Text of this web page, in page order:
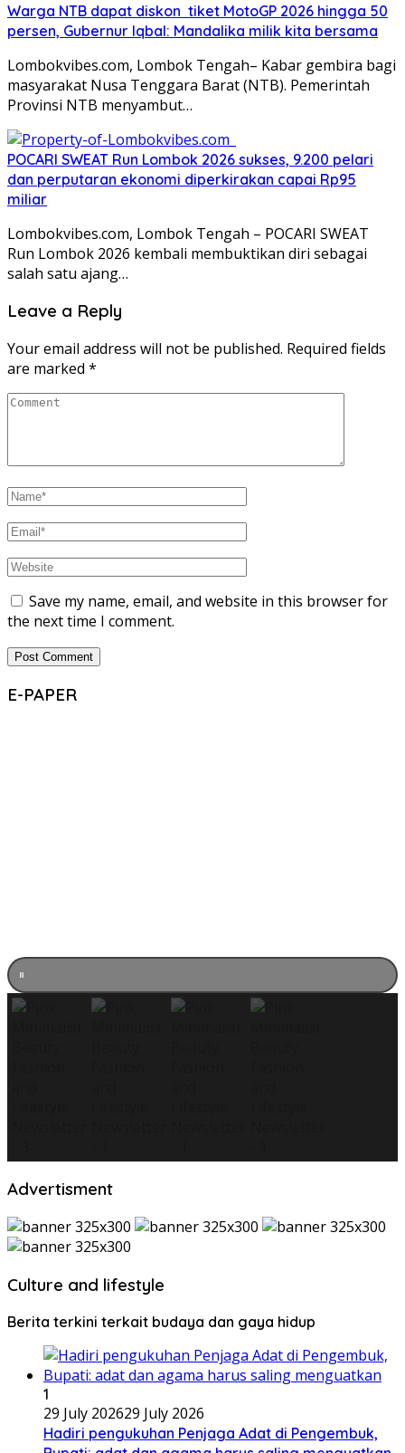
Warga NTB dapat diskon tiket MotoGP 2026 hingga 50
persen, Gubernur Iqbal: Mandalika milik kita bersama
Lombokvibes.com, Lombok Tengah– Kabar gembira bagi
masyarakat Nusa Tenggara Barat (NTB). Pemerintah
Provinsi NTB menyambut…
POCARI SWEAT Run Lombok 2026 sukses, 9.200 pelari
dan perputaran ekonomi diperkirakan capai Rp95
miliar
Lombokvibes.com, Lombok Tengah – POCARI SWEAT
Run Lombok 2026 kembali membuktikan diri sebagai
salah satu ajang…
Leave a Reply
Your email address will not be published. Required fields
are marked *
Save my name, email, and website in this browser for
the next time I comment.
E-PAPER
Advertisment
Culture and lifestyle
Berita terkini terkait budaya dan gaya hidup
1
29 July 202629 July 2026
Hadiri pengukuhan Penjaga Adat di Pengembuk,